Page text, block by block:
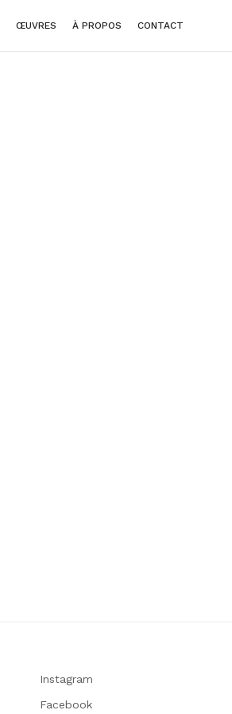
ŒUVRES À PROPOS CONTACT
Instagram
Facebook